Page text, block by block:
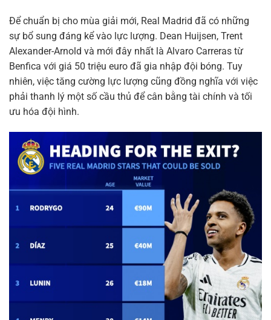
Để chuẩn bị cho mùa giải mới, Real Madrid đã có những
sự bổ sung đáng kể vào lực lượng. Dean Huijsen, Trent
Alexander-Arnold và mới đây nhất là Alvaro Carreras từ
Benfica với giá 50 triệu euro đã gia nhập đội bóng. Tuy
nhiên, việc tăng cường lực lượng cũng đồng nghĩa với việc
phải thanh lý một số cầu thủ để cân bằng tài chính và tối
ưu hóa đội hình.